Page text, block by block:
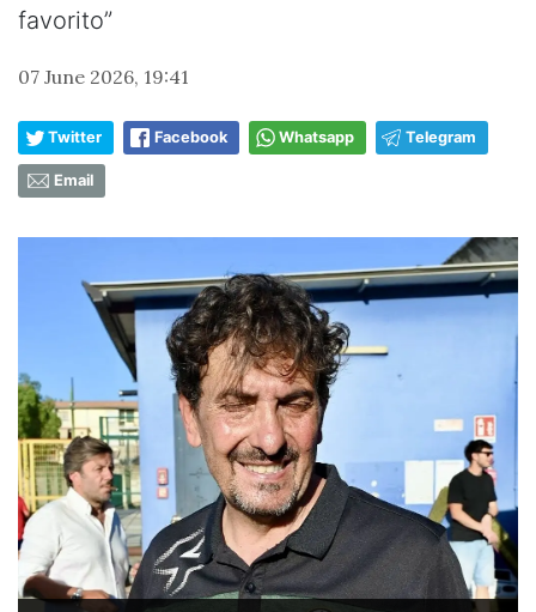
favorito”
07 June 2026, 19:41
Twitter Facebook Whatsapp Telegram
Email